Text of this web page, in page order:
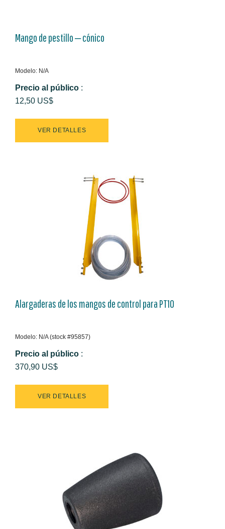
Mango de pestillo ‒ cónico
Modelo: N/A
Precio al público :
12,50 US$
VER DETALLES
Alargaderas de los mangos de control para PT10
Modelo: N/A (stock #95857)
Precio al público :
370,90 US$
VER DETALLES